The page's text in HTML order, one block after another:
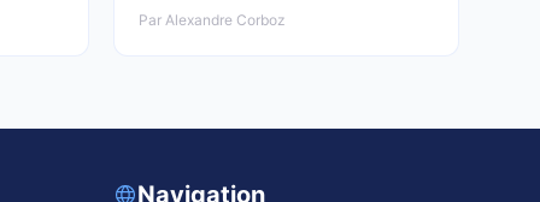
Par Alexandre Corboz
Navigation